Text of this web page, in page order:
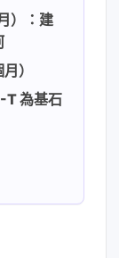
）：建
）
T 為基石